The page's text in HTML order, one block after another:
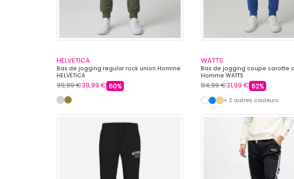
HELVETICA
Bas de jogging regular rock union Homme
HELVETICA
99,99 €39,99 € 60%
WATTS
Bas de jogging coupe carotte
Homme WATTS
84,99 €31,99 € 62%
+ 2 autres couleurs